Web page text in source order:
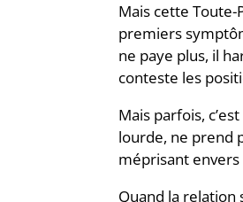
Mais cette
premiers
ne paye plus, il
conteste les
Mais parfois,
lourde, ne prend
méprisant
Quand la relation